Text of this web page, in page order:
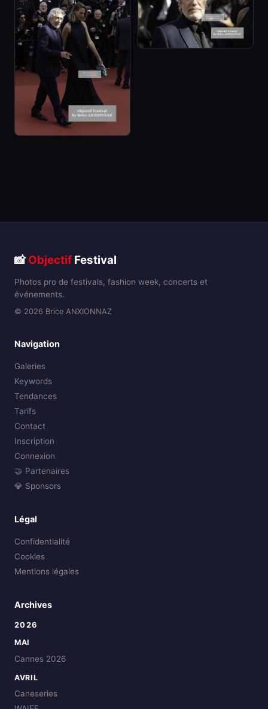
📸Objectif Festival
Photos pro de festivals, fashion week, concerts et
événements.
© 2026 Brice ANXIONNAZ
Navigation
Galeries
Keywords
Tendances
Tarifs
Contact
Inscription
Connexion
🤝 Partenaires
💎 Sponsors
Légal
Confidentialité
Cookies
Mentions légales
Archives
2026
MAI
Cannes 2026
AVRIL
Caneseries